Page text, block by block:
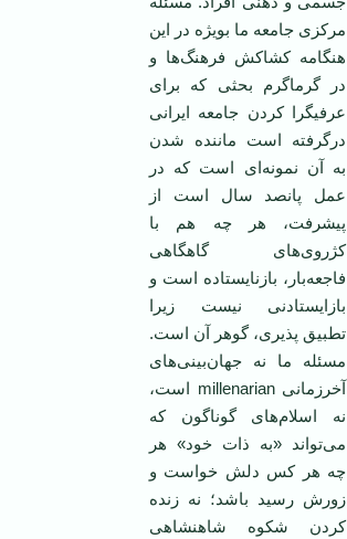
مرکزی جامعه ما بويژه در اين
هنگامه کشاکش فرهنگ‌ها و
در گرماگرم بحثی که برای
عرفيگرا کردن جامعه ايرانی
درگرفته است ماننده شدن
به آن نمونه‌ای است که در
عمل پانصد سال است از
پيشرفت، هر چه هم با
کژروی‌های گاهگاهی
فاجعه‌بار، بازنايستاده است و
بازايستادنی نيست زيرا
تطبيق پذيری، گوهر آن است.
مسئله ما نه جهان‌بينی‌های
آخرزمانی millenarian است،
نه اسلام‌های گوناگون که
می‌تواند «به ذات خود» هر
چه هر کس دلش خواست و
زورش رسيد باشد؛ نه زنده
کردن شکوه شاهنشاهی